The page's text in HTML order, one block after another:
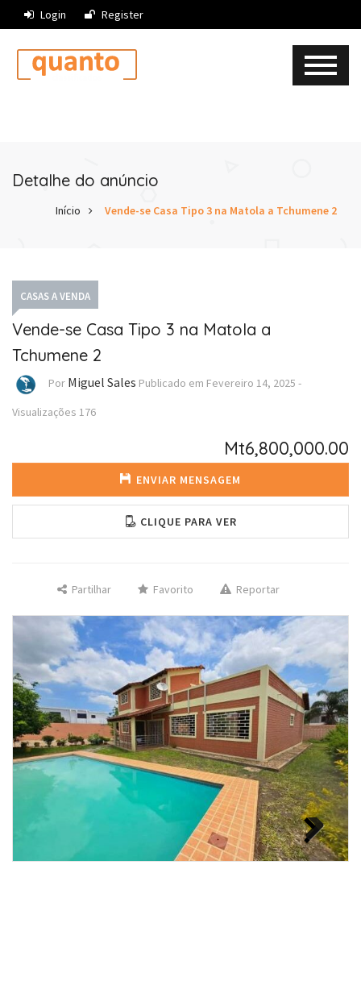
Login Register
Detalhe do anúncio
Início Vende-se Casa Tipo 3 na Matola a Tchumene 2
CASAS A VENDA
Vende-se Casa Tipo 3 na Matola a
Tchumene 2
Por Miguel Sales Publicado em Fevereiro 14, 2025 -
Visualizações 176
Mt6,800,000.00
ENVIAR MENSAGEM
CLIQUE PARA VER
Partilhar Favorito Reportar